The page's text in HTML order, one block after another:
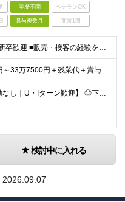
学歴不問 ベテランOK
賞与複数月 面接1回
■学歴不問 ■第二新卒歓迎 ■販売・接客の経験をお持ちの方（業種・雇用形態・期間は不問） ※アパレル、飲食、携帯ショップ、営業など、人と接する仕事の経験が活かせます！ ＼こんな方にピッタリの環境です
■月給22万3500円～33万7500円＋残業代＋賞与年3回 ※上記には、店舗所在地によって支給される地域手当（15000円～4万1000円）を含みます ※能力・経験などを考慮し、社内規定により給与
【転居を伴う転勤なし｜U・Iターン歓迎】 ◎下記ブロックの都道府県内で、ご自宅から通勤可能ないずれかの店舗へ配属となります。 ＜募集エリア＞ ◆関東ブロック 茨城、栃木、群馬、埼玉、千葉、東京、神奈
検討中に入れる
2026.09.07